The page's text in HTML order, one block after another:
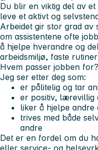
Du blir en viktig del av
leve et aktivt og
Arbeidet gir stor grad av
om assistentene ofte
å hjelpe hverandre og
arbeidsmiljø, faste
Hvem passer jobben for?
Jeg ser etter deg som:
er pålitelig og tar
er positiv, lærevillig
liker å hjelpe andre
trives med både
andre
Det er en fordel om du